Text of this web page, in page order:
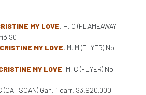
MY LOVE, H, C (FLAMEAWAY
$0
MY LOVE, M, M (FLYER) No
MY LOVE, M, C (FLYER) No
(CAT SCAN) Gan. 1 carr. $3.920.000